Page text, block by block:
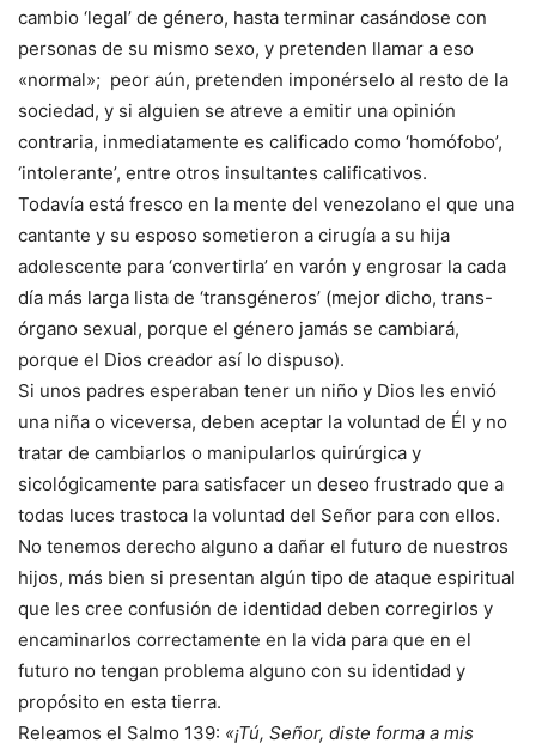
cambio ‘legal’ de género, hasta terminar casándose con
personas de su mismo sexo, y pretenden llamar a eso
«normal»; peor aún, pretenden imponérselo al resto de la
sociedad, y si alguien se atreve a emitir una opinión
contraria, inmediatamente es calificado como ‘homófobo’,
‘intolerante’, entre otros insultantes calificativos.
Todavía está fresco en la mente del venezolano el que una
cantante y su esposo sometieron a cirugía a su hija
adolescente para ‘convertirla’ en varón y engrosar la cada
día más larga lista de ‘transgéneros’ (mejor dicho, trans-
órgano sexual, porque el género jamás se cambiará,
porque el Dios creador así lo dispuso).
Si unos padres esperaban tener un niño y Dios les envió
una niña o viceversa, deben aceptar la voluntad de Él y no
tratar de cambiarlos o manipularlos quirúrgica y
sicológicamente para satisfacer un deseo frustrado que a
todas luces trastoca la voluntad del Señor para con ellos.
No tenemos derecho alguno a dañar el futuro de nuestros
hijos, más bien si presentan algún tipo de ataque espiritual
que les cree confusión de identidad deben corregirlos y
encaminarlos correctamente en la vida para que en el
futuro no tengan problema alguno con su identidad y
propósito en esta tierra.
Releamos el Salmo 139: «¡Tú, Señor, diste forma a mis